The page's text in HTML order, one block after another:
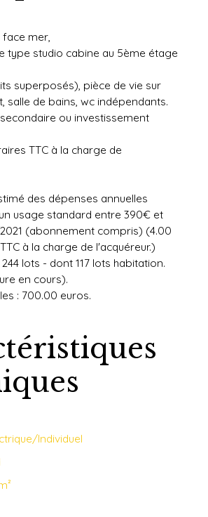
face mer,
type studio cabine au 5ème étage
superposés), pièce de vie sur
salle de bains, wc indépendants.
ou investissement
TTC à la charge de
des dépenses annuelles
usage standard entre 390€ et
(abonnement compris) (4.00
à la charge de l'acquéreur.)
lots - dont 117 lots habitation.
en cours).
: 700.00 euros.
Individuel